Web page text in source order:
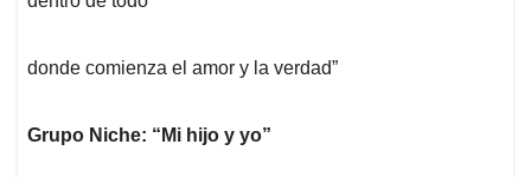
donde comienza el amor y la verdad”
Grupo Niche: “Mi hijo y yo”